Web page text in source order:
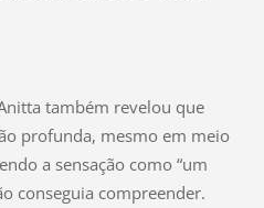
também revelou que
profunda, mesmo em meio
a sensação como “um
conseguia compreender.